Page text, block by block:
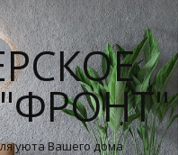
уюта Вашего дома